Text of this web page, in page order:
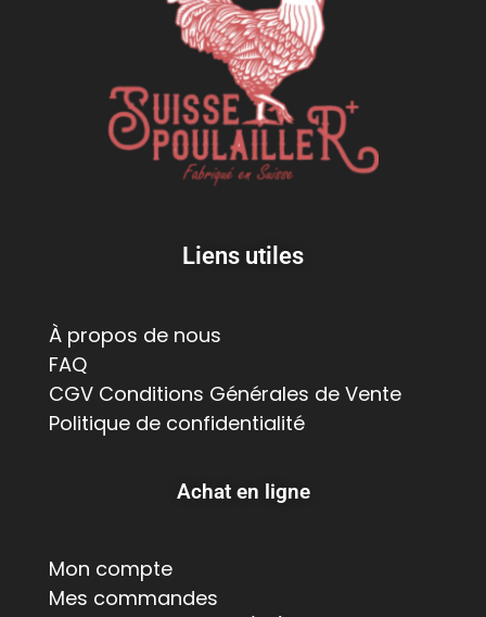
Liens utiles
À propos de nous
FAQ
CGV Conditions Générales de Vente
Politique de confidentialité
Achat en ligne
Mon compte
Mes commandes